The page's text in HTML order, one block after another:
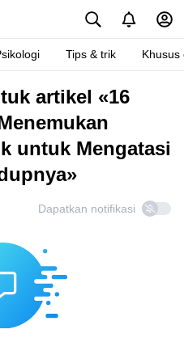
Tips & trik Khusus
artikel «16
untuk Mengatasi
Dapatkan notifikasi